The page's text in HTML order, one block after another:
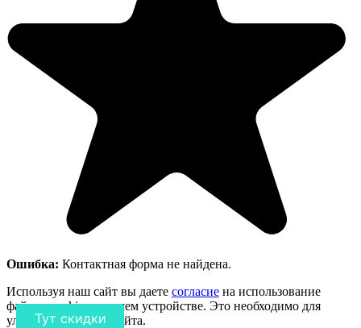
Тут скидки
Ошибка: Контактная форма не найдена.
Используя наш сайт вы даете согласие на использование
файлов cookie на вашем устройстве. Это необходимо для
улучшения работы сайта.